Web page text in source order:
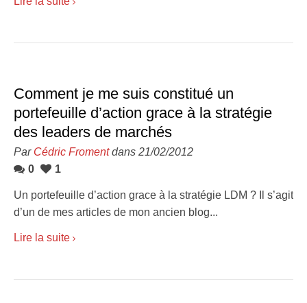
Comment je me suis constitué un
portefeuille d’action grace à la stratégie
des leaders de marchés
Par Cédric Fromentdans 21/02/2012
0
1
Un portefeuille d’action grace à la stratégie LDM ? Il s’agit
d’un de mes articles de mon ancien blog...
Lire la suite